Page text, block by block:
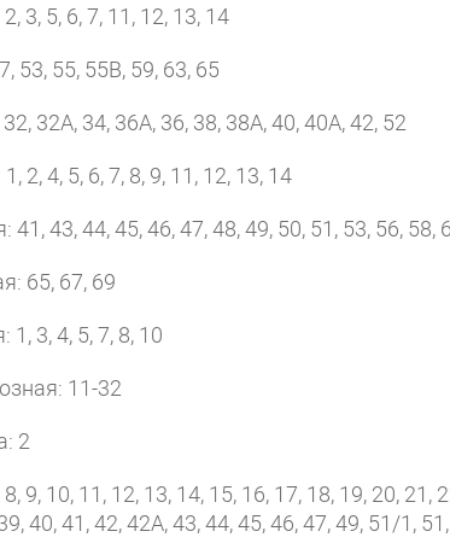
3, 5, 6, 7, 11, 12, 13, 14
53, 55, 55В, 59, 63, 65
32А, 34, 36А, 36, 38, 38А, 40, 40А, 42, 52
2, 4, 5, 6, 7, 8, 9, 11, 12, 13, 14
41, 43, 44, 45, 46, 47, 48, 49, 50, 51, 53, 56, 58,
65, 67, 69
1, 3, 4, 5, 7, 8, 10
11-32
2
9, 10, 11, 12, 13, 14, 15, 16, 17, 18, 19, 20, 21,
40, 41, 42, 42А, 43, 44, 45, 46, 47, 49, 51/1,